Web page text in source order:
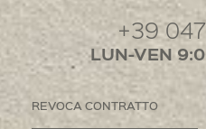
+39
LUN-VEN
REVOCA CONTRATTO